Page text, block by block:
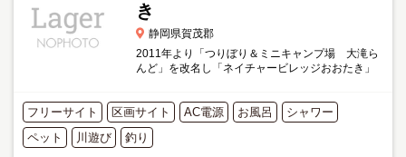
き
静岡県賀茂郡
2011年より「つりぼり＆ミニキャンプ場 大滝ら
んど」を改名し「ネイチャービレッジおおたき」
マス。自然との共存を...
フリーサイト 区画サイト AC電源 お風呂
シャワー
ペット
川遊び 釣り